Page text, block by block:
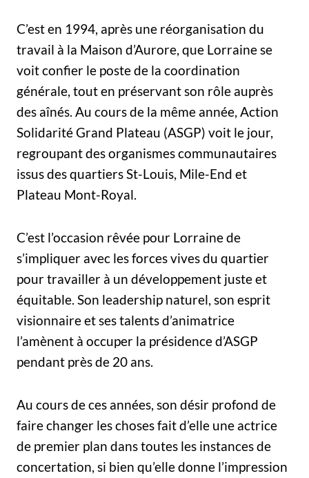
C’est en 1994, après une réorganisation du
travail à la Maison d’Aurore, que Lorraine se
voit confier le poste de la coordination
générale, tout en préservant son rôle auprès
des aînés. Au cours de la même année, Action
Solidarité Grand Plateau (ASGP) voit le jour,
regroupant des organismes communautaires
issus des quartiers St-Louis, Mile-End et
Plateau Mont-Royal.
C’est l’occasion rêvée pour Lorraine de
s’impliquer avec les forces vives du quartier
pour travailler à un développement juste et
équitable. Son leadership naturel, son esprit
visionnaire et ses talents d’animatrice
l’amènent à occuper la présidence d’ASGP
pendant près de 20 ans.
Au cours de ces années, son désir profond de
faire changer les choses fait d’elle une actrice
de premier plan dans toutes les instances de
concertation, si bien qu’elle donne l’impression